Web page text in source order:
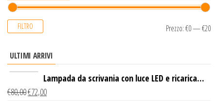
FILTRO Prezzo:€0—€20
ULTIMI ARRIVI
Lampada da scrivania con luce LED e ricarica
wireless
€80,00€72,00